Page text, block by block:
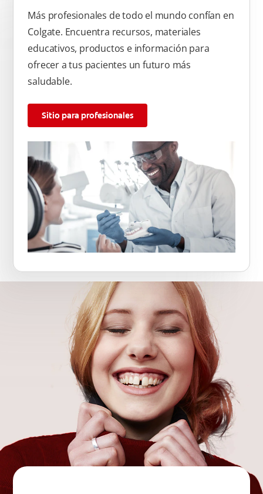
Más profesionales de todo el mundo confían en
Colgate. Encuentra recursos, materiales
educativos, productos e información para
ofrecer a tus pacientes un futuro más
saludable.
Sitio para profesionales